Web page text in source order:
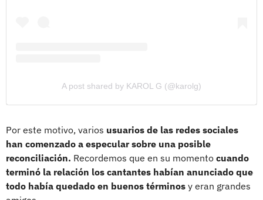
A post shared by KAROL G (@karolg)
Por este motivo, varios usuarios de las redes sociales
han comenzado a especular sobre una posible
reconciliación. Recordemos que en su momento cuando
terminó la relación los cantantes habían anunciado que
todo había quedado en buenos términos y eran grandes